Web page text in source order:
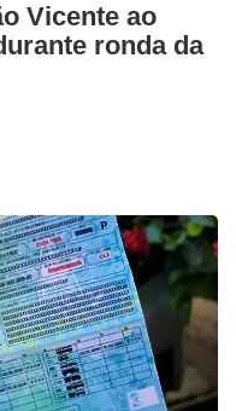
Vicente ao
ronda da